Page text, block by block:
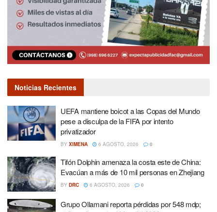
Noticias Recientes
UEFA mantiene boicot a las Copas del Mundo
pese a disculpa de la FIFA por intento
privatizador
BY XIMENA 6 AGOSTO, 2026 0
Tifón Dolphin amenaza la costa este de China:
Evacúan a más de 10 mil personas en Zhejiang
BY DRC 6 AGOSTO, 2026 0
Grupo Ollamani reporta pérdidas por 548 mdp;